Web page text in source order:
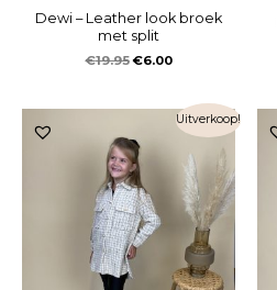
Dewi – Leather look broek
met split
€19.95 €6.00
Uitverkoop!